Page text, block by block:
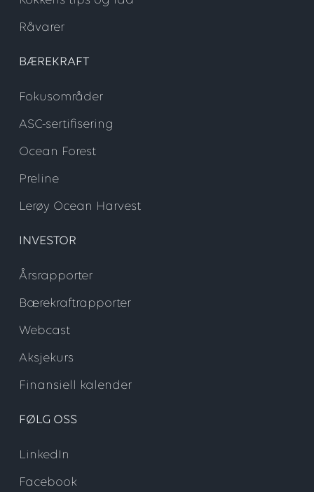
Råvarer
BÆREKRAFT
Fokusområder
ASC-sertifisering
Ocean Forest
Preline
Lerøy Ocean Harvest
INVESTOR
Årsrapporter
Bærekraftrapporter
Webcast
Aksjekurs
Finansiell kalender
FØLG OSS
LinkedIn
Facebook